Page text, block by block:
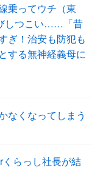
乗ってウチ（東
しつこい……「昔
ぎ！治安も防犯も
する無神経義母に
なくなってしまう
らっし社長が結